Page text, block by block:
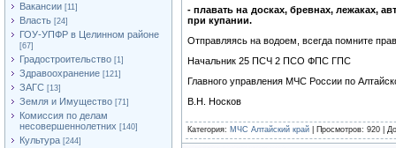
Вакансии [11]
Власть [24]
ГОУ-УПФР в Целинном районе
[67]
Градостроительство [1]
Здравоохранение [121]
ЗАГС [13]
Земля и Имущество [71]
Комиссия по делам
несовершеннолетних [140]
Культура [244]
- плавать на досках, бревнах, лежаках,
при купании.
Отправляясь на водоем, всегда помните
Начальник 25 ПСЧ 2 ПСО ФПС ГПС
Главного управления МЧС России по
В.Н. Носков
Категория: МЧС Алтайский край Просмотров: 920 |